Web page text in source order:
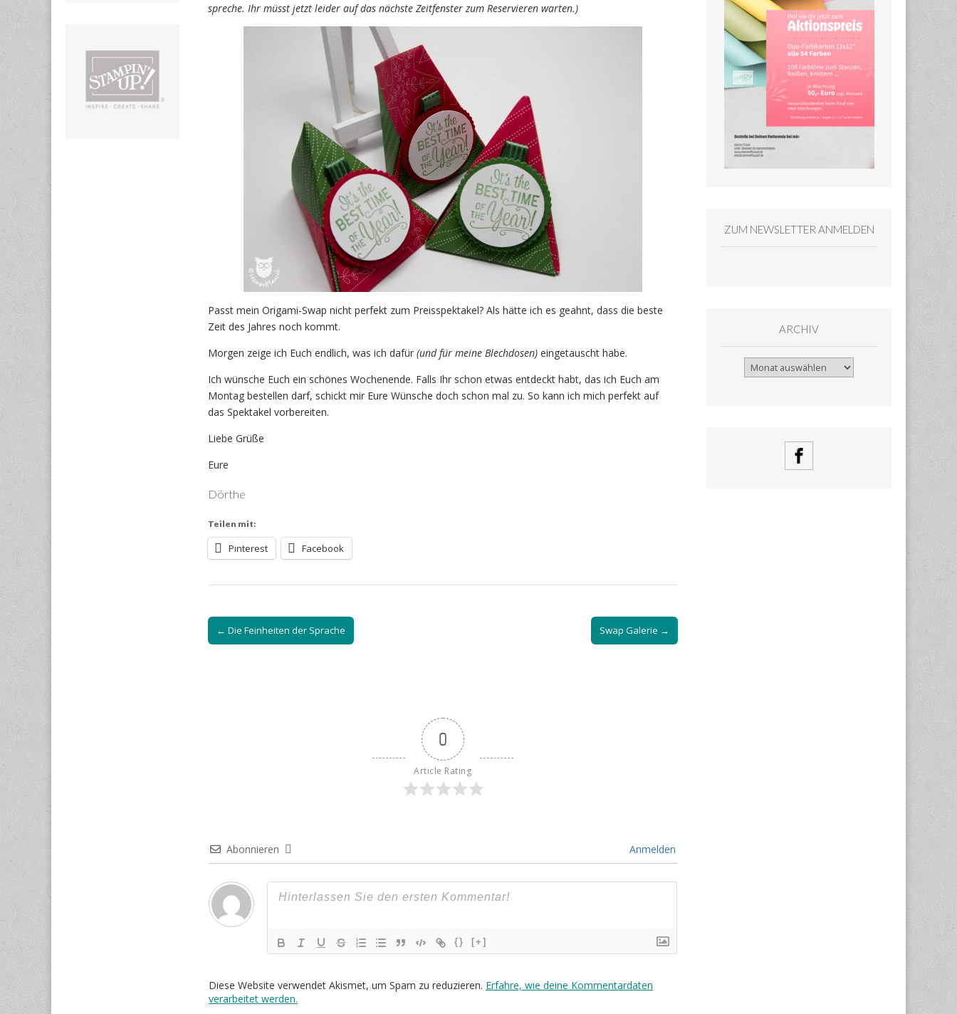
spreche. Ihr müsst jetzt leider auf das nächste Zeitfenster zum Reservieren warten.)
Passt mein Origami-Swap nicht perfekt zum Preisspektakel? Als hätte ich es geahnt, dass die beste
Zeit des Jahres noch kommt.
Morgen zeige ich Euch endlich, was ich dafür (und für meine Blechdosen)eingetauscht habe.
Ich wünsche Euch ein schönes Wochenende. Falls Ihr schon etwas entdeckt habt, das ich Euch am
Montag bestellen darf, schickt mir Eure Wünsche doch schon mal zu. So kann ich mich perfekt auf
das Spektakel vorbereiten.
Liebe Grüße
Eure
Dörthe
Teilen mit:
Pinterest Facebook
Post
navigation
← Die Feinheiten der Sprache Swap Galerie →
0
Article Rating
Abonnieren Anmelden
{} [+]
Diese Website verwendet Akismet, um Spam zu reduzieren. Erfahre, wie deine Kommentardaten
verarbeitet werden.
ZUM NEWSLETTER ANMELDEN
ARCHIV
Archiv